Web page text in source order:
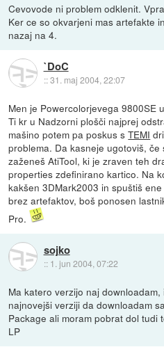
Cevovode ni problem odklenit.
Ker ce so okvarjeni mas artefakte
nazaj na 4.
`DoC
::31. maj 2004, 22:07
Men je Powercolorjevega 9800SE
Ti kr u Nadzorni plošči najprej
mašino potem pa poskus sTEMI
problema. Da kasneje ugotoviš,
zaženeš AtiTool, ki je zraven teh
properties zdefinirano kartico. Na
kakšen 3DMark2003 in spuštiš
brez artefaktov, boš ponosen
Pro.
sojko
:: 1. jun 2004, 07:22
Ma katero verzijo naj
najnovejši verziji da downloadam
Package ali moram pobrat dol tudi
LP